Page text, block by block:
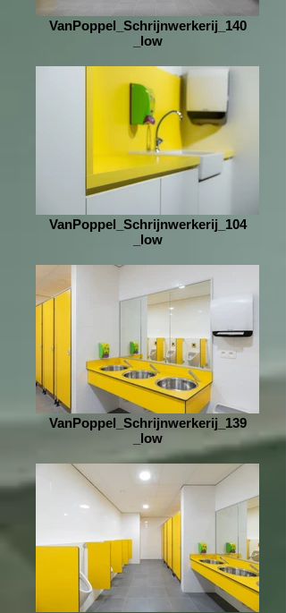
VanPoppel_Schrijnwerkerij_140
_low
VanPoppel_Schrijnwerkerij_104
_low
VanPoppel_Schrijnwerkerij_139
_low